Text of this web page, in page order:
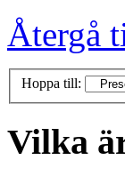
Återgå
Hoppa till:
Vilka